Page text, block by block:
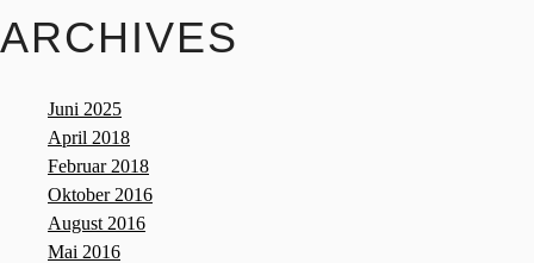
ARCHIVES
Juni 2025
April 2018
Februar 2018
Oktober 2016
August 2016
Mai 2016